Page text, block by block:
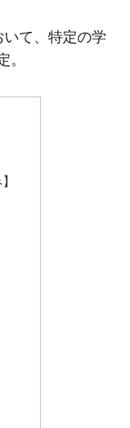
て、特定の学
。